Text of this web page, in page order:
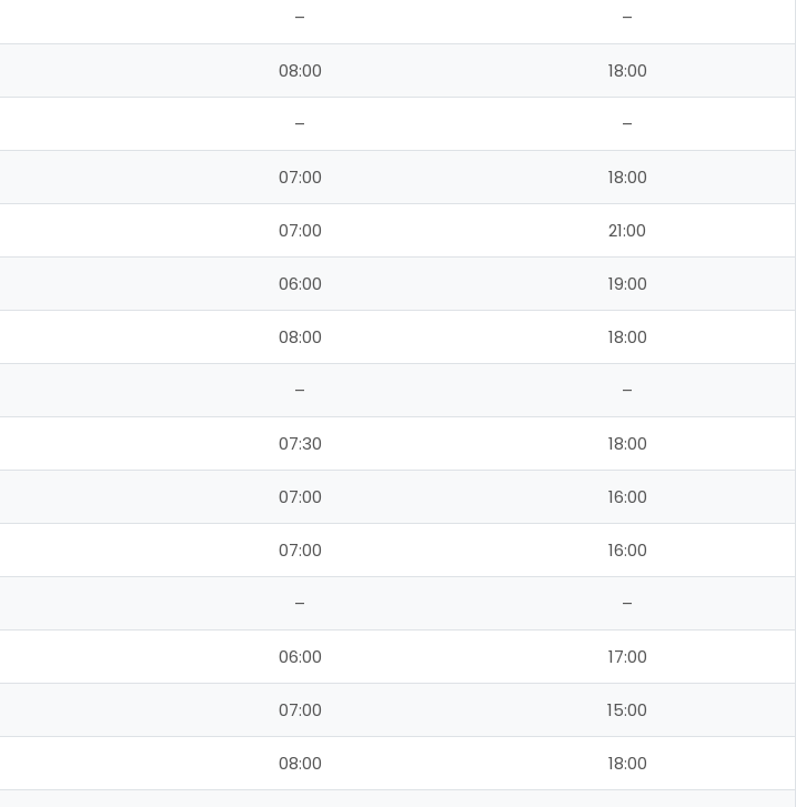
– –
08:00 18:00
– –
07:00 18:00
07:00 21:00
06:00 19:00
08:00 18:00
– –
07:30 18:00
07:00 16:00
07:00 16:00
– –
06:00 17:00
07:00 15:00
08:00 18:00